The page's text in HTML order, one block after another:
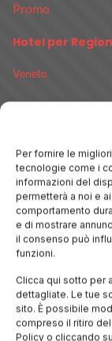
Per fornire le
tecnologie come i
informazioni del
permetterà a noi e
comportamento
e di mostrare
il consenso può
funzioni.
Clicca qui sotto per
dettagliate. Le tue
sito. È possibile
compreso il ritiro
Policy o cliccando
Promo
Hotel per
Veneto
Lombardia
Trentino
Piemonte
Liguria